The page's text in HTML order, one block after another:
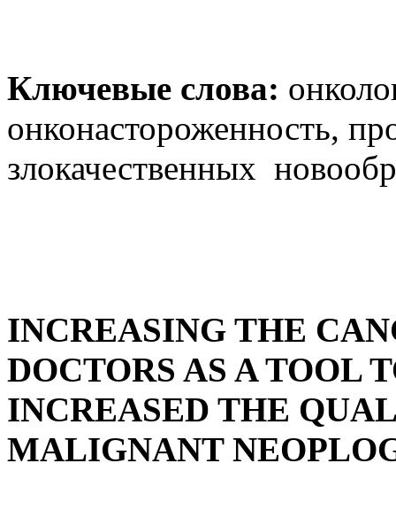
Ключевые слова:
онконастороженность,
злокачественных
INCREASING THE
DOCTORS AS A TOOL
INCREASED THE
MALIGNANT